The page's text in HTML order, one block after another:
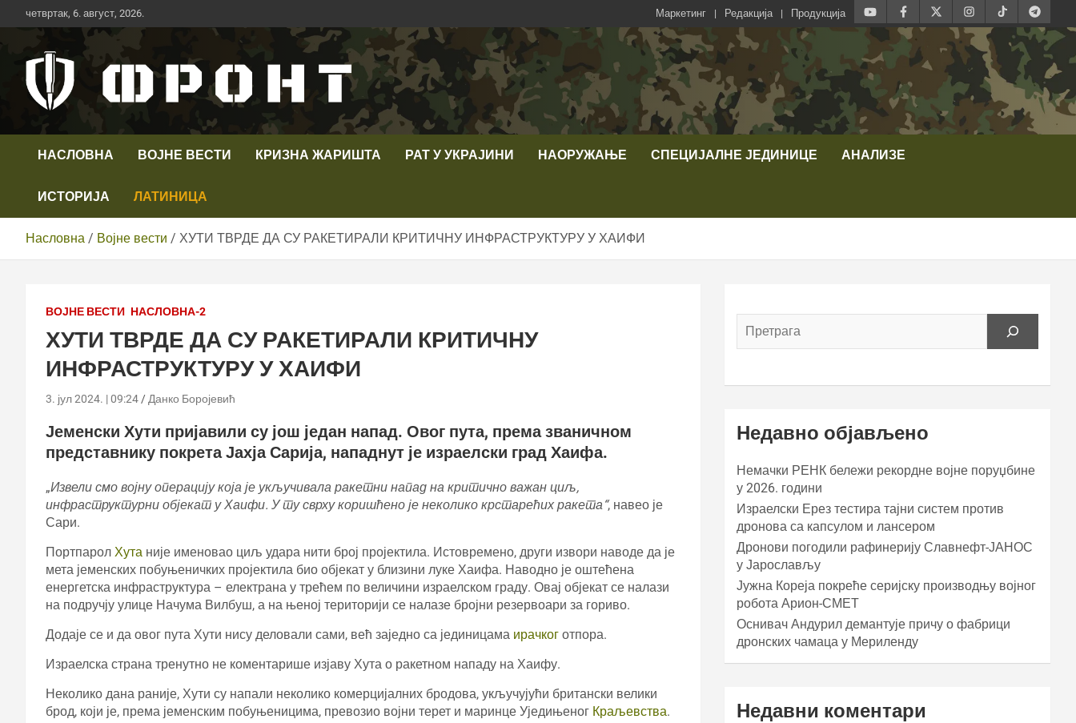
Скип
то
четвртак, 6. август, 2026. Маркетинг Редакција Продукција
Телевизија ФРОНТ
НАСЛОВНА ВОЈНЕ ВЕСТИ КРИЗНА ЖАРИШТА РАТ У УКРАЈИНИ НАОРУЖАЊЕ СПЕЦИЈАЛНЕ ЈЕДИНИЦЕ АНАЛИЗЕ
ИСТОРИЈА ЛАТИНИЦА
Насловна Војне вести ХУТИ ТВРДЕ ДА СУ РАКЕТИРАЛИ КРИТИЧНУ ИНФРАСТРУКТУРУ У ХАИФИ
ВОЈНЕ ВЕСТИ НАСЛОВНА-2
ХУТИ ТВРДЕ ДА СУ РАКЕТИРАЛИ КРИТИЧНУ
ИНФРАСТРУКТУРУ У ХАИФИ
3. јул 2024. | 09:24 Данко Боројевић
Јеменски Хути пријавили су још један напад. Овог пута, према званичном
представнику покрета Јахја Сарија, нападнут је израелски град Хаифа.
„Извели смо војну операцију која је укључивала ракетни напад на критично важан циљ,
инфраструктурни објекат у Хаифи. У ту сврху коришћено је неколико крстарећих ракета“, навео је
Сари.
Портпарол Хута није именовао циљ удара нити број пројектила. Истовремено, други извори наводе да је
мета јеменских побуњеничких пројектила био објекат у близини луке Хаифа. Наводно је оштећена
енергетска инфраструктура – ​​електрана у трећем по величини израелском граду. Овај објекат се налази
на подручју улице Начума Вилбуш, а на њеној територији се налазе бројни резервоари за гориво.
Додаје се и да овог пута Хути нису деловали сами, већ заједно са јединицама ирачког отпора.
Израелска страна тренутно не коментарише изјаву Хута о ракетном нападу на Хаифу.
Неколико дана раније, Хути су напали неколико комерцијалних бродова, укључујући британски велики
брод, који је, према јеменским побуњеницима, превозио војни терет и маринце Уједињеног Краљевства.
Недавно објављено
Немачки РЕНК бележи рекордне војне поруџбине
у 2026. години
Израелски Ерез тестира тајни систем против
дронова са капсулом и лансером
Дронови погодили рафинерију Славнефт-ЈАНОС
у Јарослављу
Јужна Кореја покреће серијску производњу војног
робота Арион-СМЕТ
Оснивач Андурил демантује причу о фабрици
дронских чамаца у Мериленду
Недавни коментари